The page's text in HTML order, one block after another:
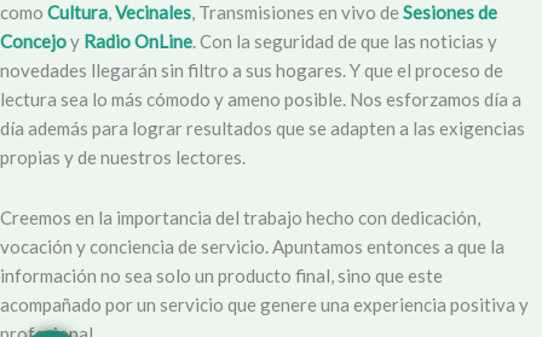
como Cultura,Vecinales, Transmisiones en vivo de Sesiones de
Concejoy Radio OnLine. Con la seguridad de que las noticias y
novedades llegarán sin filtro a sus hogares. Y que el proceso de
lectura sea lo más cómodo y ameno posible. Nos esforzamos día a
día además para lograr resultados que se adapten a las exigencias
propias y de nuestros lectores.
Creemos en la importancia del trabajo hecho con dedicación,
vocación y conciencia de servicio. Apuntamos entonces a que la
información no sea solo un producto final, sino que este
acompañado por un servicio que genere una experiencia positiva y